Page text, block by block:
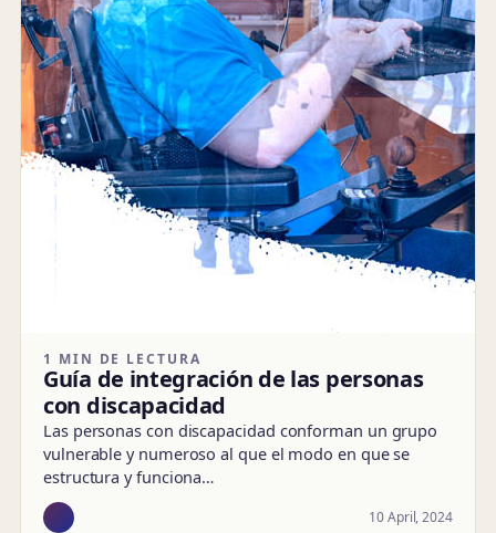
1 MIN DE LECTURA
Guía de integración de las personas
con discapacidad
Las personas con discapacidad conforman un grupo
vulnerable y numeroso al que el modo en que se
estructura y funciona…
10 April, 2024